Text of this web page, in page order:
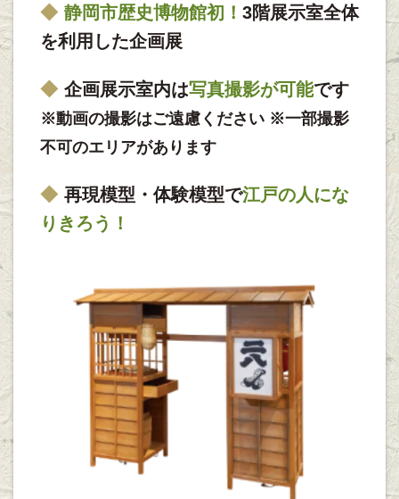
静岡市歴史博物館初！ 3階展示室全体
を利用した企画展
企画展示室内は写真撮影が可能です
※動画の撮影はご遠慮ください ※一部撮影
不可のエリアがあります
再現模型・体験模型で江戸の人にな
りきろう！